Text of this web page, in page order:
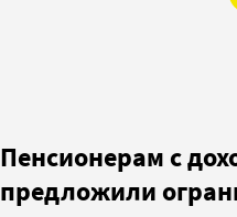
Пенсионерам с
предложили